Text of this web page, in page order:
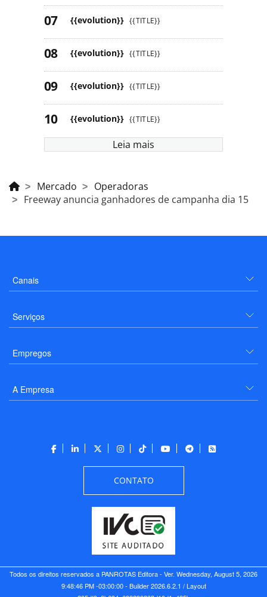
{{evolution}} {{TITLE}}
{{evolution}} {{TITLE}}
{{evolution}} {{TITLE}}
{{evolution}} {{TITLE}}
Leia mais
Mercado
Operadoras
Freeway anuncia ganhadores de campanha dia 15
Canais
Serviços
Empregos
A Empresa
CONTATO
Todos os direitos reservados a PANROTAS Editora - Ver. Wednesday, August 5, 2026
9:48:46 PM -03:00:00 - Builder 2026.6.2.1 / Layout